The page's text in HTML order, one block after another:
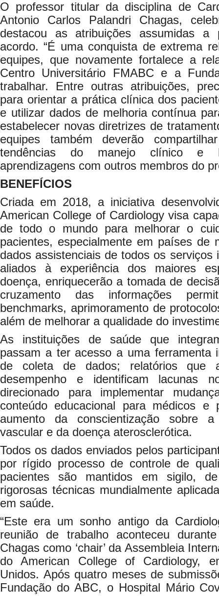
O professor titular da disciplina de
Antonio Carlos Palandri Chagas,
destacou as atribuições assumidas
acordo. “É uma conquista de extrema
equipes, que novamente fortalece a
Centro Universitário FMABC e a
trabalhar. Entre outras atribuições,
para orientar a prática clínica dos
e utilizar dados de melhoria contínua
estabelecer novas diretrizes de
equipes também deverão
tendências do manejo clínico e
aprendizagens com outros membros do
BENEFÍCIOS
Criada em 2018, a iniciativa
American College of Cardiology visa
de todo o mundo para melhorar o
pacientes, especialmente em países de
dados assistenciais de todos os serviços
aliados à experiência dos maiores
doença, enriquecerão a tomada de
cruzamento das informações
benchmarks, aprimoramento de
além de melhorar a qualidade do
As instituições de saúde que
passam a ter acesso a uma ferramenta
de coleta de dados; relatórios que
desempenho e identificam lacunas
direcionado para implementar
conteúdo educacional para médicos e
aumento da conscientização sobre
vascular e da doença aterosclerótica.
Todos os dados enviados pelos
por rígido processo de controle de
pacientes são mantidos em sigilo,
rigorosas técnicas mundialmente
em saúde.
“Este era um sonho antigo da
reunião de trabalho aconteceu
Chagas como ‘chair’ da Assembleia
do American College of Cardiology,
Unidos. Após quatro meses de
Fundação do ABC, o Hospital Mário